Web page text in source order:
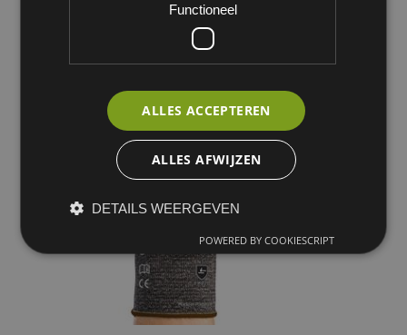
Functioneel
ALLES ACCEPTEREN
ALLES AFWIJZEN
DETAILS WEERGEVEN
POWERED BY COOKIESCRIPT